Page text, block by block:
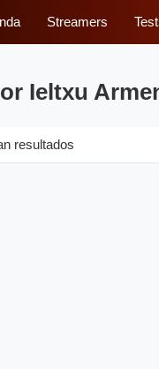
Streamers
Ieltxu
resultados